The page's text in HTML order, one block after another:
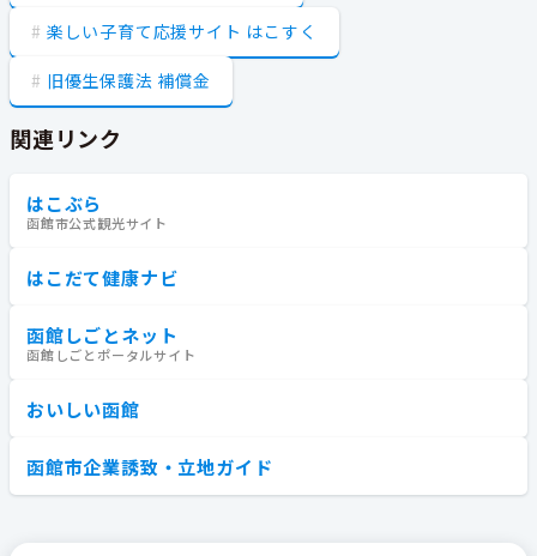
楽しい子育て応援サイト はこすく
旧優生保護法 補償金
関連リンク
はこぶら
函館市公式観光サイト
はこだて健康ナビ
函館しごとネット
函館しごとポータルサイト
おいしい函館
函館市企業誘致・立地ガイド